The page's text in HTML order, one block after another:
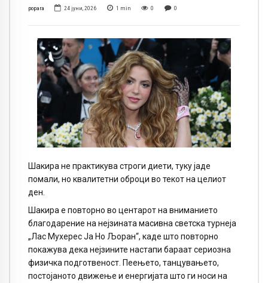
popara 24 јуни, 2026 1 min 0 0
Шакира не практикува строги диети, туку јаде
помали, но квалитетни оброци во текот на целиот
ден.
Шакира е повторно во центарот на вниманието
благодарение на нејзината масивна светска турнеја
„Лас Мухерес Ја Но Љоран“, каде што повторно
покажува дека нејзините настапи бараат сериозна
физичка подготвеност. Пеењето, танцувањето,
постојаното движење и енергијата што ги носи на